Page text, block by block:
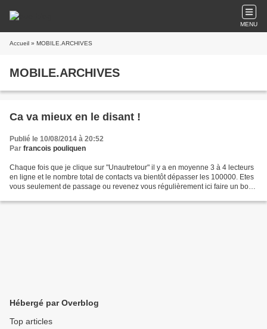
MENU
Accueil » MOBILE.ARCHIVES
MOBILE.ARCHIVES
Ca va mieux en le disant !
Publié le 10/08/2014 à 20:52
Par francois pouliquen
Chaque fois que je clique sur "Unautretour" il y a en moyenne 3 à 4 lecteurs
en ligne et le nombre total de contacts va bientôt dépasser les 100000. Etes
vous seulement de passage ou revenez vous régulièrement ici faire un bout
Hébergé par Overblog
Top articles